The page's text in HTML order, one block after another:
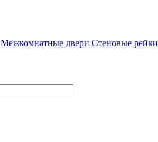
Межкомнатные двери Стеновые рейки